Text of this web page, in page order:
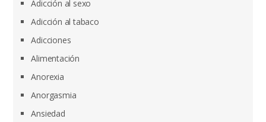
Adicción al sexo
Adicción al tabaco
Adicciones
Alimentación
Anorexia
Anorgasmia
Ansiedad